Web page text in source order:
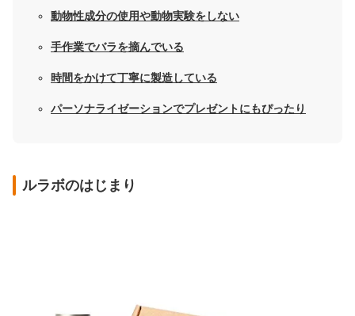
動物性成分の使用や動物実験をしない
手作業でバラを摘んでいる
時間をかけて丁寧に製造している
パーソナライゼーションでプレゼントにもぴったり
ルラボのはじまり